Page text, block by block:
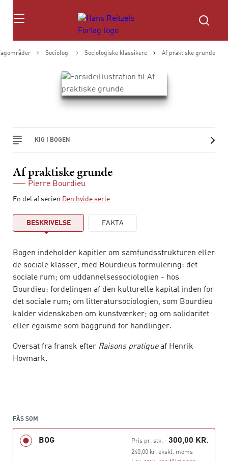
Søg
Sociologi Sociologiske klassikere Af praktiske grunde
KIG I BOGEN
Af praktiske grunde
Pierre Bourdieu
En del af serien Den hvide serie
BESKRIVELSE FAKTA
Bogen indeholder kapitler om samfundsstrukturen eller
de sociale klasser, med Bourdieus formulering: det
sociale rum; om uddannelsessociologien - hos
Bourdieu: fordelingen af den kulturelle kapital inden for
det sociale rum; om litteratursociologien, som Bourdieu
kalder videnskaben om kunstværker; og om solidaritet
eller egoisme som baggrund for handlinger.
Oversat fra fransk efter Raisons pratiqueaf Henrik
Hovmark.
FÅS SOM
BOG Pris pr. stk.- 300,00 KR.
240,00 kr. ekskl. moms